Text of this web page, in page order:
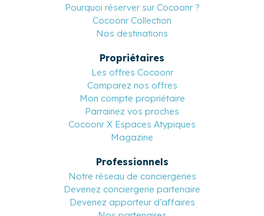
Pourquoi réserver sur Cocoonr ?
Cocoonr Collection
Nos destinations
Propriétaires
Les offres Cocoonr
Comparez nos offres
Mon compte propriétaire
Parrainez vos proches
Cocoonr X Espaces Atypiques
Magazine
Professionnels
Notre réseau de conciergeries
Devenez conciergerie partenaire
Devenez apporteur d’affaires